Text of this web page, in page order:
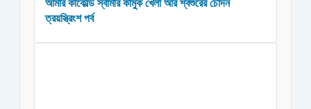
আমার কাকোল্ড স্বামীর কামুক খেলা আর শ্বশুরের চোদন
ত্রয়স্ত্রিংশ পর্ব